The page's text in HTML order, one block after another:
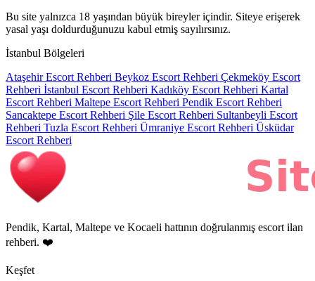
Bu site yalnızca 18 yaşından büyük bireyler içindir. Siteye erişerek
yasal yaşı doldurduğunuzu kabul etmiş sayılırsınız.
İstanbul Bölgeleri
Ataşehir Escort Rehberi Beykoz Escort Rehberi Çekmeköy Escort
Rehberi İstanbul Escort Rehberi Kadıköy Escort Rehberi Kartal
Escort Rehberi Maltepe Escort Rehberi Pendik Escort Rehberi
Sancaktepe Escort Rehberi Şile Escort Rehberi Sultanbeyli Escort
Rehberi Tuzla Escort Rehberi Ümraniye Escort Rehberi Üsküdar
Escort Rehberi
Pendik, Kartal, Maltepe ve Kocaeli hattının doğrulanmış escort ilan
rehberi. ❤️
Keşfet